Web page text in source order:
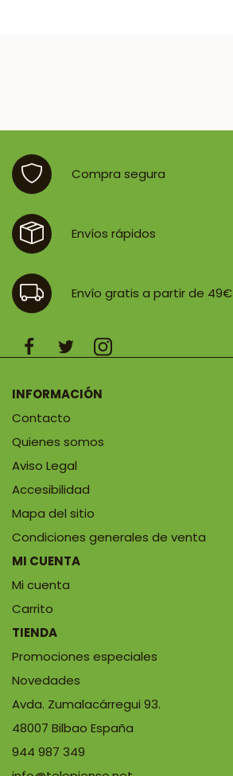
Compra segura
Envíos rápidos
Envío gratis a partir de 49€
INFORMACIÓN
Contacto
Quienes somos
Aviso Legal
Accesibilidad
Mapa del sitio
Condiciones generales de venta
MI CUENTA
Mi cuenta
Carrito
TIENDA
Promociones especiales
Novedades
Avda. Zumalacárregui 93.
48007 Bilbao España
944 987 349